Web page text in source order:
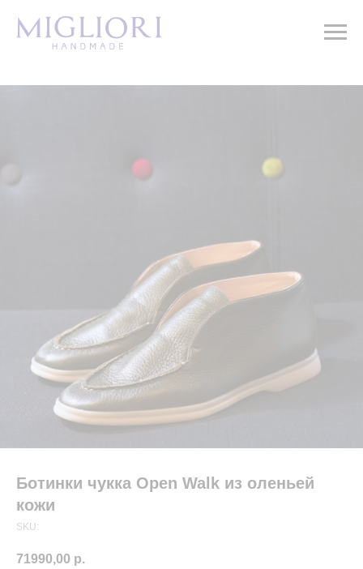
Ботинки чукка Open Walk из оленьей
кожи
SKU:
71990,00 р.